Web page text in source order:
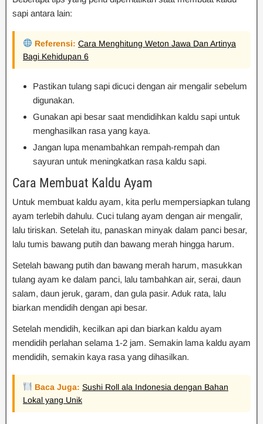
sapi antara lain:
Referensi: Cara Menghitung Weton Jawa Dan Artinya
Bagi Kehidupan 6
Pastikan tulang sapi dicuci dengan air mengalir sebelum
digunakan.
Gunakan api besar saat mendidihkan kaldu sapi untuk
menghasilkan rasa yang kaya.
Jangan lupa menambahkan rempah-rempah dan
sayuran untuk meningkatkan rasa kaldu sapi.
Cara Membuat Kaldu Ayam
Untuk membuat kaldu ayam, kita perlu mempersiapkan tulang
ayam terlebih dahulu. Cuci tulang ayam dengan air mengalir,
lalu tiriskan. Setelah itu, panaskan minyak dalam panci besar,
lalu tumis bawang putih dan bawang merah hingga harum.
Setelah bawang putih dan bawang merah harum, masukkan
tulang ayam ke dalam panci, lalu tambahkan air, serai, daun
salam, daun jeruk, garam, dan gula pasir. Aduk rata, lalu
biarkan mendidih dengan api besar.
Setelah mendidih, kecilkan api dan biarkan kaldu ayam
mendidih perlahan selama 1-2 jam. Semakin lama kaldu ayam
mendidih, semakin kaya rasa yang dihasilkan.
Baca Juga: Sushi Roll ala Indonesia dengan Bahan
Lokal yang Unik